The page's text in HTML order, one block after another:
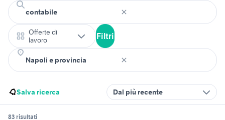
Offerte di
lavoro
Filtri
Salva ricerca Dal più recente
83 risultati